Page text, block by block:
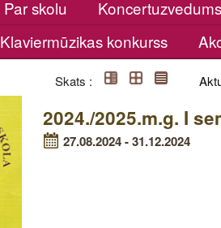
Par skolu
Klaviermūzikas konkurss
Skats :
2024./2025.m.g. I
27.08.2024 - 31.12.2024